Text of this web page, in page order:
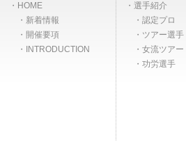
HOME
新着情報
開催要項
INTRODUCTION
選手紹介
認定プロ
ツアー選手
女流ツアー
功労選手